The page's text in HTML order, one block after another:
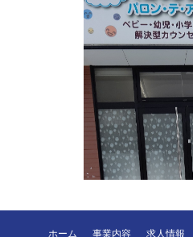
ホーム 事業内容 求人情報